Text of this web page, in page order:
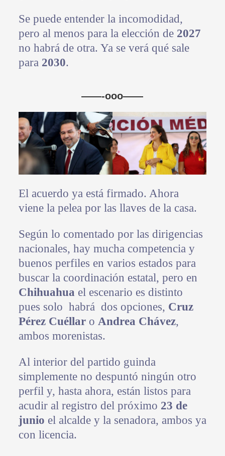
Se puede entender la incomodidad,
pero al menos para la elección de 2027
no habrá de otra. Ya se verá qué sale
para 2030.
——-ooo——
El acuerdo ya está firmado. Ahora
viene la pelea por las llaves de la casa.
Según lo comentado por las dirigencias
nacionales, hay mucha competencia y
buenos perfiles en varios estados para
buscar la coordinación estatal, pero en
Chihuahua el escenario es distinto
pues solo habrá dos opciones, Cruz
Pérez Cuéllaro Andrea Chávez,
ambos morenistas.
Al interior del partido guinda
simplemente no despuntó ningún otro
perfil y, hasta ahora, están listos para
acudir al registro del próximo 23 de
junio el alcalde y la senadora, ambos ya
con licencia.